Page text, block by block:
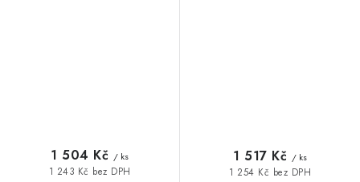
1 243 Kč bez DPH
1 504 Kč / ks
1 254 Kč bez DPH
1 517 Kč / ks